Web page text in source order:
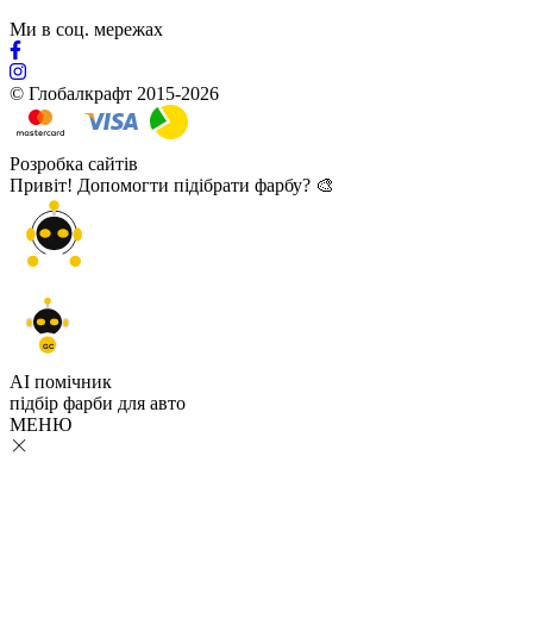
Ми в соц. мережах
© Глобалкрафт 2015-2026
Розробка сайтів
Привіт! Допомогти підібрати фарбу? 🎨
GC
AI помічник
підбір фарби для авто
МЕНЮ